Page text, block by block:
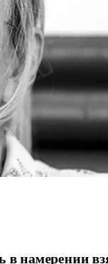
в намерении